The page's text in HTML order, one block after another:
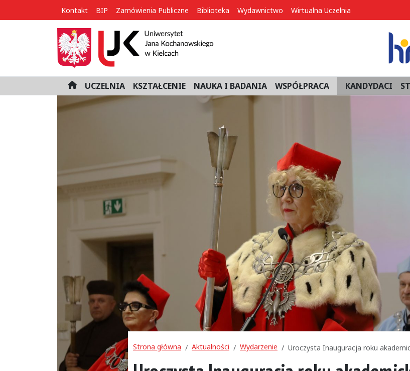
Kontakt BIP Zamówienia Publiczne Biblioteka Wydawnictwo Wirtualna Uczelnia
H
o
m
UCZELNIA KSZTAŁCENIE NAUKA I BADANIA WSPÓŁPRACA KANDYDACI
Strona główna Aktualności Wydarzenie Uroczysta Inauguracja roku